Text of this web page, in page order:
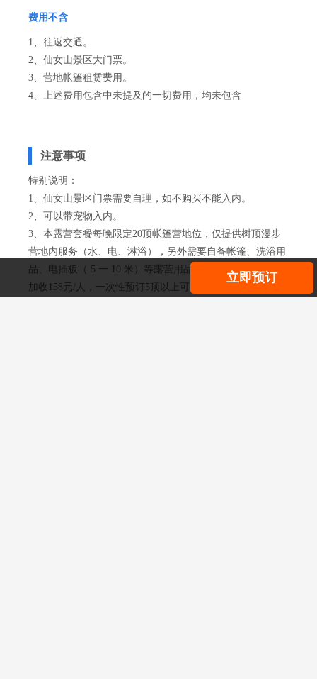
费用不含
1、往返交通。
2、仙女山景区大门票。
3、营地帐篷租赁费用。
4、上述费用包含中未提及的一切费用，均未包含
注意事项
特别说明：
1、仙女山景区门票需要自理，如不购买不能入内。
2、可以带宠物入内。
3、本露营套餐每晚限定20顶帐篷营地位，仅提供树顶漫步
营地内服务（水、电、淋浴），另外需要自备帐篷、洗浴用
品、电插板（ 5 一 10 米）等露营用品，如果超出套餐人数
加收158元/人，一次性预订5顶以上可以享受9折优惠。
立即预订